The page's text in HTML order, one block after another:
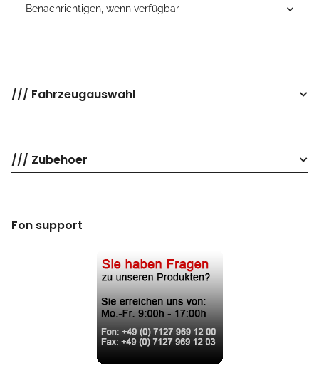
Benachrichtigen, wenn verfügbar
/// Fahrzeugauswahl
/// Zubehoer
Fon support